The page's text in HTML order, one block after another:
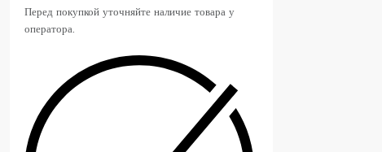
Перед покупкой уточняйте наличие товара у
оператора.